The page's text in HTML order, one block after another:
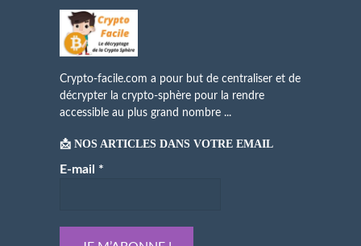
Crypto-facile.com a pour but de centraliser et de
décrypter la crypto-sphère pour la rendre
accessible au plus grand nombre ...
📩 NOS ARTICLES DANS VOTRE EMAIL
E-mail *